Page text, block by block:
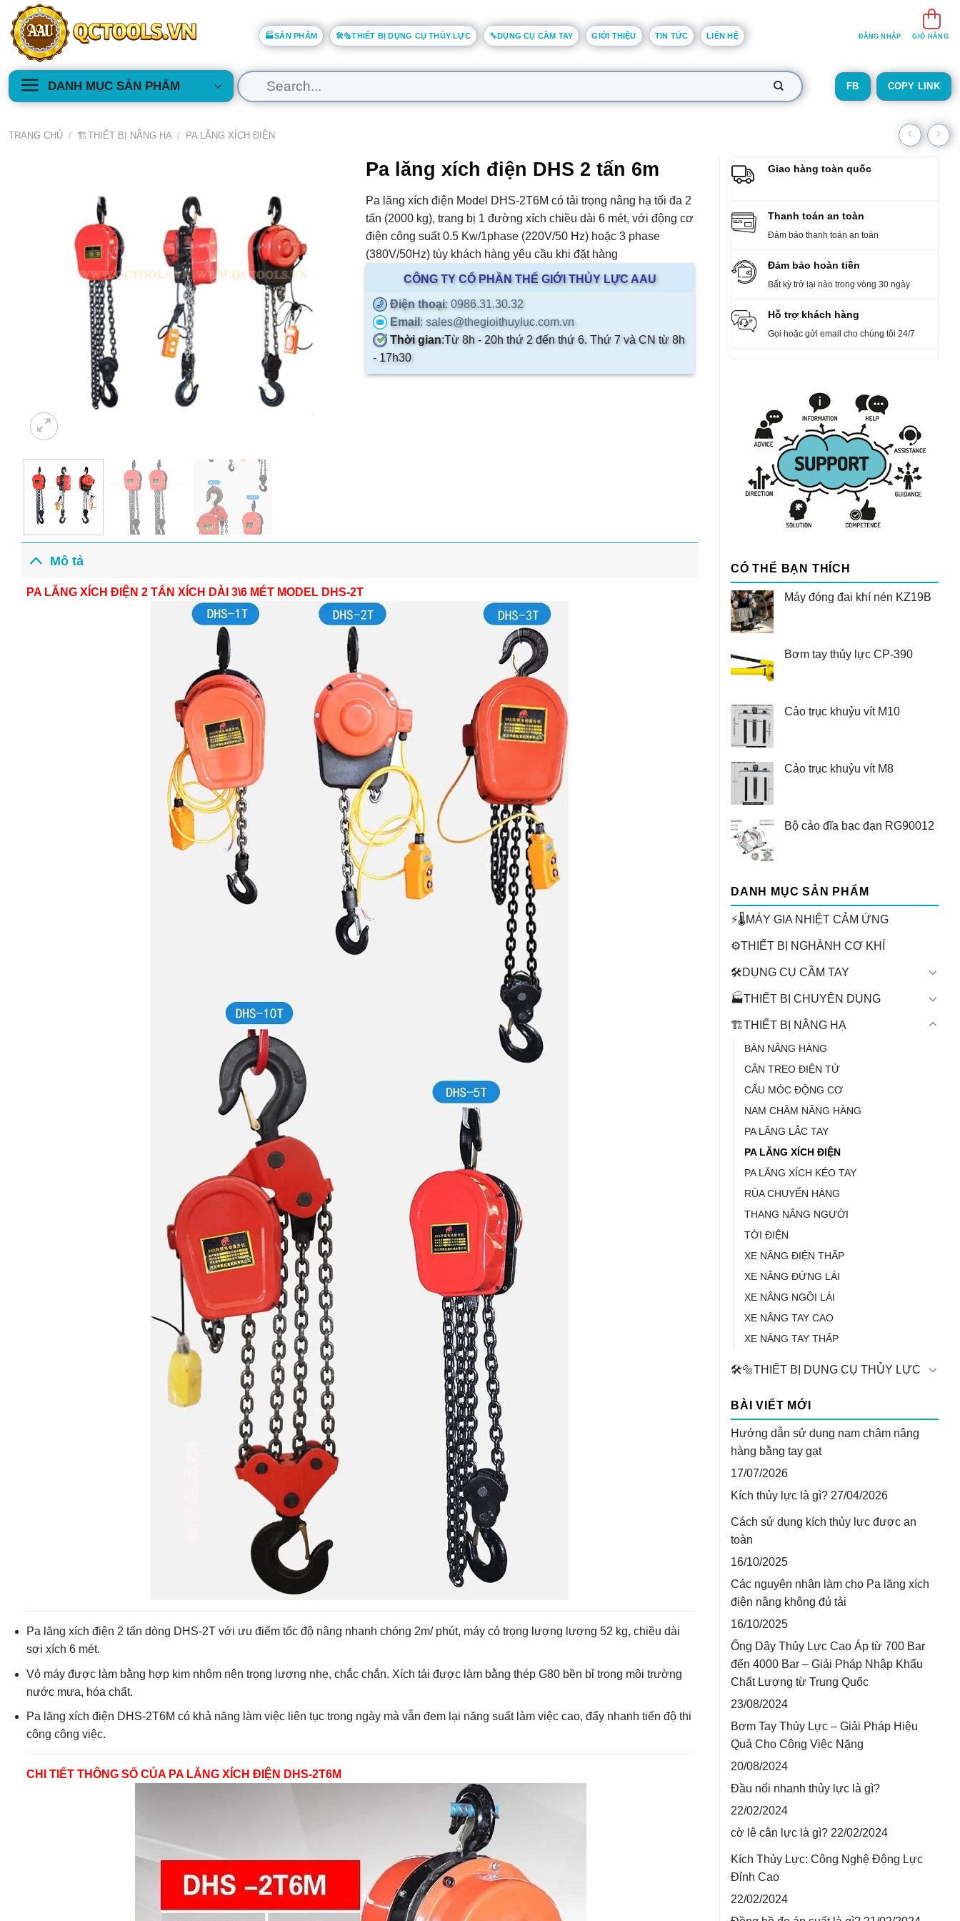
Skip
content
🏭SẢN PHẨM 🛠️🔩THIẾT BỊ DỤNG CỤ THỦY LỰC 🔧DỤNG CỤ CẦM TAY GIỚI THIỆU TIN TỨC LIÊN HỆ ĐĂNG NHẬP GIỎ HÀNG
DANH MỤC SẢN PHẨM
kiếm:
FB COPY LINK
TRANG CHỦ / 🏗️THIẾT BỊ NÂNG HẠ / PA LĂNG XÍCH ĐIỆN
Giao hàng toàn quốc
Thanh toán an toàn
Đảm bảo thanh toán an toàn
Đảm bảo hoàn tiền
Bất kỳ trở lại nào trong vòng 30 ngày
Hỗ trợ khách hàng
Gọi hoặc gửi email cho chúng tôi 24/7
CÓ THỂ BẠN THÍCH
Máy đóng đai khí nén KZ19B
Bơm tay thủy lực CP-390
Cảo trục khuỷu vít M10
Cảo trục khuỷu vít M8
Bộ cảo đĩa bạc đạn RG90012
DANH MỤC SẢN PHẨM
⚡🌡️MÁY GIA NHIỆT CẢM ỨNG
⚙️THIẾT BỊ NGHÀNH CƠ KHÍ
🛠️DỤNG CỤ CẦM TAY
🏭THIẾT BỊ CHUYÊN DỤNG
🏗️THIẾT BỊ NÂNG HẠ
BÀN NÂNG HÀNG
CÂN TREO ĐIỆN TỬ
CẨU MÓC ĐỘNG CƠ
NAM CHÂM NÂNG HÀNG
PA LĂNG LẮC TAY
PA LĂNG XÍCH ĐIỆN
PA LĂNG XÍCH KÉO TAY
RÙA CHUYỂN HÀNG
THANG NÂNG NGƯỜI
TỜI ĐIỆN
XE NÂNG ĐIỆN THẤP
XE NÂNG ĐỨNG LÁI
XE NÂNG NGỒI LÁI
XE NÂNG TAY CAO
XE NÂNG TAY THẤP
🛠️🔩THIẾT BỊ DỤNG CỤ THỦY LỰC
BÀI VIẾT MỚI
Hướng dẫn sử dụng nam châm nâng
hàng bằng tay gạt
17/07/2026
Kích thủy lực là gì? 27/04/2026
Cách sử dụng kích thủy lực được an
toàn
16/10/2025
Các nguyên nhân làm cho Pa lăng xích
điện nâng không đủ tải
16/10/2025
Ống Dây Thủy Lực Cao Áp từ 700 Bar
đến 4000 Bar – Giải Pháp Nhập Khẩu
Chất Lượng từ Trung Quốc
23/08/2024
Bơm Tay Thủy Lực – Giải Pháp Hiệu
Quả Cho Công Việc Nặng
20/08/2024
Đầu nối nhanh thủy lực là gì?
22/02/2024
cờ lê cân lực là gì? 22/02/2024
Kích Thủy Lực: Công Nghệ Động Lực
Đỉnh Cao
22/02/2024
Pa lăng xích điện DHS 2 tấn 6m
Pa lăng xích điện Model DHS-2T6M có tải trọng nâng hạ tối đa 2
tấn (2000 kg), trang bị 1 đường xích chiều dài 6 mét, với động cơ
điện công suất 0.5 Kw/1phase (220V/50 Hz) hoặc 3 phase
(380V/50Hz) tùy khách hàng yêu cầu khi đặt hàng
CÔNG TY CỔ PHẦN THẾ GIỚI THỦY LỰC AAU
Điện thoại: 0986.31.30.32
Email: sales@thegioithuyluc.com.vn
Thời gian:Từ 8h - 20h thứ 2 đến thứ 6. Thứ 7 và CN từ 8h
- 17h30
Mô tả
PA LĂNG XÍCH ĐIỆN 2 TẤN XÍCH DÀI 3\6 MÉT MODEL DHS-2T
Pa lăng xích điện 2 tấn dòng DHS-2T với ưu điểm tốc độ nâng nhanh chóng 2m/ phút, máy có trọng lượng lượng 52 kg, chiều dài
sợi xích 6 mét.
Vỏ máy được làm bằng hợp kim nhôm nên trọng lượng nhẹ, chắc chắn. Xích tải được làm bằng thép G80 bền bỉ trong môi trường
nước mưa, hóa chất.
Pa lăng xích điện DHS-2T6M có khả năng làm việc liên tục trong ngày mà vẫn đem lại năng suất làm việc cao, đẩy nhanh tiến độ thi
công công việc.
CHI TIẾT THÔNG SỐ CỦA PA LĂNG XÍCH ĐIỆN DHS-2T6M